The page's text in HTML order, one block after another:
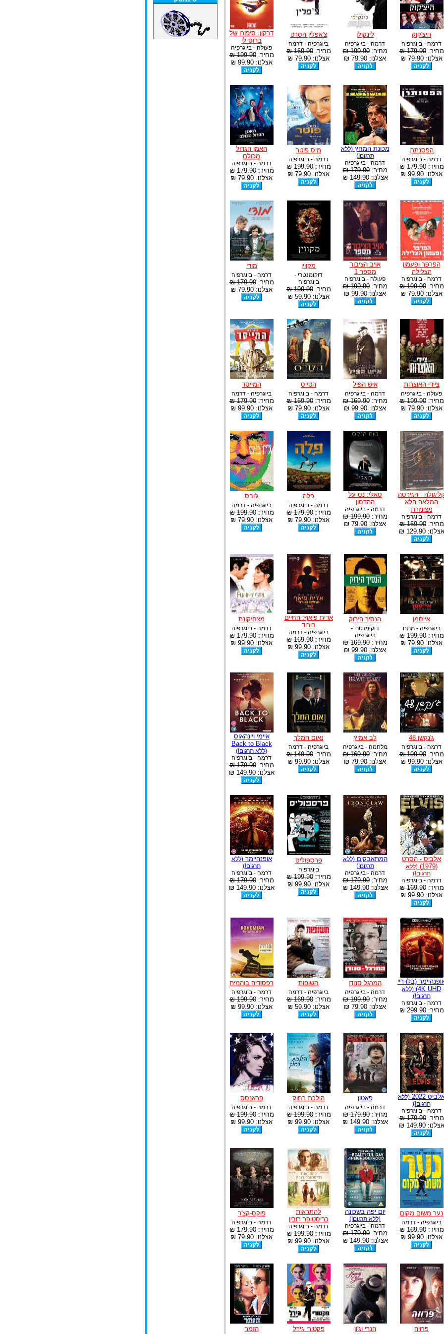
היצ'קוק
דרמה - ביוגרפיה
מחיר:179.90 ₪
אצלנו: 79.90 ₪
לינקולן
דרמה - ביוגרפיה
מחיר:199.90 ₪
אצלנו: 79.90 ₪
צ'אפלין הסרט
ביוגרפיה - דרמה
מחיר:169.90 ₪
אצלנו: 79.90 ₪
דרקון: סיפורו של
ברוס לי
פעולה - ביוגרפיה
מחיר:199.90 ₪
אצלנו: 99.90 ₪
הפסנתרן
דרמה - ביוגרפיה
מחיר:179.90 ₪
אצלנו: 99.90 ₪
מכונת המחץ(ללא
תרגום!)
דרמה - ביוגרפיה
מחיר:179.90 ₪
אצלנו: 149.90 ₪
מיס פוטר
דרמה - ביוגרפיה
מחיר:199.90 ₪
אצלנו: 79.90 ₪
האמן הגדול
מכולם
דרמה - ביוגרפיה
מחיר:179.90 ₪
אצלנו: 79.90 ₪
הפרפר ופעמון
הצלילה
דרמה - ביוגרפיה
מחיר:199.90 ₪
אצלנו: 79.90 ₪
אויב הציבור
מספר 1
פעולה - ביוגרפיה
מחיר:199.90 ₪
אצלנו: 99.90 ₪
מקווין
דוקומנטרי -
ביוגרפיה
מחיר:199.90 ₪
אצלנו: 59.90 ₪
מודי
דרמה - ביוגרפיה
מחיר:179.90 ₪
אצלנו: 79.90 ₪
ציידי האוצרות
פעולה - ביוגרפיה
מחיר:199.90 ₪
אצלנו: 79.90 ₪
איש הפיל
דרמה - ביוגרפיה
מחיר:169.90 ₪
אצלנו: 99.90 ₪
הטייס
דרמה - ביוגרפיה
מחיר:169.90 ₪
אצלנו: 79.90 ₪
המייסד
ביוגרפיה - דרמה
מחיר:179.90 ₪
אצלנו: 99.90 ₪
- הגירסה
המלאה הלא
מצונזרת
דרמה - ביוגרפיה
מחיר:169.90 ₪
אצלנו: 129.90 ₪
סאלי: נס על
ההדסון
דרמה - ביוגרפיה
מחיר:199.90 ₪
אצלנו: 79.90 ₪
פלה
דרמה - ביוגרפיה
מחיר:179.90 ₪
אצלנו: 79.90 ₪
ג'ובס
ביוגרפיה - דרמה
מחיר:199.90 ₪
אצלנו: 79.90 ₪
אייסמן
ביוגרפיה - מתח
מחיר:199.90 ₪
אצלנו: 79.90 ₪
הנסיך הירוק
דוקומנטרי -
ביוגרפיה
מחיר:169.90 ₪
אצלנו: 99.90 ₪
אדית פיאף: החיים
בורוד
ביוגרפיה - דרמה
מחיר:169.90 ₪
אצלנו: 99.90 ₪
מצחיקונת
דרמה - ביוגרפיה
מחיר:179.90 ₪
אצלנו: 99.90 ₪
ג'נקשן 48
דרמה - ביוגרפיה
מחיר:199.90 ₪
אצלנו: 99.90 ₪
לב אמיץ
מלחמה - ביוגרפיה
מחיר:169.90 ₪
אצלנו: 79.90 ₪
נאום המלך
ביוגרפיה - דרמה
מחיר:149.90 ₪
אצלנו: 99.90 ₪
איימי ויינהאוס
Back to Black
(ללא תרגום!)
דרמה - ביוגרפיה
מחיר:179.90 ₪
אצלנו: 149.90 ₪
אלביס - הסרט
(1979)
(ללא
תרגום!)
דרמה - ביוגרפיה
מחיר:169.90 ₪
אצלנו: 99.90 ₪
המתאבקים(ללא
תרגום!)
דרמה - ביוגרפיה
מחיר:179.90 ₪
אצלנו: 149.90 ₪
פרספוליס
ביוגרפיה
מחיר:199.90 ₪
אצלנו: 99.90 ₪
אופנהיימר(ללא
תרגום!)
דרמה - ביוגרפיה
מחיר:179.90 ₪
אצלנו: 149.90 ₪
(בלו-ריי
4K UHD) (ללא
תרגום!)
דרמה - ביוגרפיה
מחיר: 299.90 ₪
המרגל סנודן
דרמה - ביוגרפיה
מחיר:199.90 ₪
אצלנו: 79.90 ₪
חשופות
ביוגרפיה - דרמה
מחיר:169.90 ₪
אצלנו: 59.90 ₪
רפסודיה בוהמית
דרמה - ביוגרפיה
מחיר:199.90 ₪
אצלנו: 99.90 ₪
2022
(ללא
תרגום!)
דרמה - ביוגרפיה
מחיר:179.90 ₪
אצלנו: 149.90 ₪
פאטון
דרמה - ביוגרפיה
מחיר:179.90 ₪
אצלנו: 149.90 ₪
הולכת רחוק
דרמה - ביוגרפיה
מחיר:199.90 ₪
אצלנו: 99.90 ₪
פראנסס
דרמה - ביוגרפיה
מחיר:199.90 ₪
אצלנו: 99.90 ₪
נער משום מקום
ביוגרפיה - דרמה
מחיר:169.90 ₪
אצלנו: 99.90 ₪
יום יפה בשכונה
(ללא תרגום!)
דרמה - ביוגרפיה
מחיר:179.90 ₪
אצלנו: 149.90 ₪
להתראות
כריסטופר רובין
דרמה - ביוגרפיה
מחיר:199.90 ₪
אצלנו: 99.90 ₪
פוקס-קצ'ר
דרמה - ביוגרפיה
מחיר:179.90 ₪
אצלנו: 79.90 ₪
פרווה הנרי וג'ון פקטורי גירל הזמר